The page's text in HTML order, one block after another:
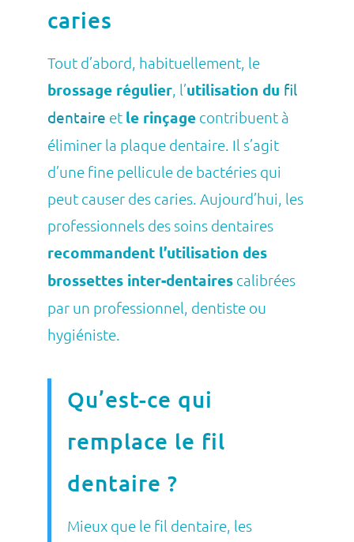
caries
Tout d’abord, habituellement, le
brossage régulier, l’utilisation du fil
dentaire et le rinçage contribuent à
éliminer la plaque dentaire. Il s’agit
d’une fine pellicule de bactéries qui
peut causer des caries. Aujourd’hui, les
professionnels des soins dentaires
recommandent l’utilisation des
brossettes inter-dentaires calibrées
par un professionnel, dentiste ou
hygiéniste.
Qu’est-ce qui
remplace le fil
dentaire ?
Mieux que le fil dentaire, les